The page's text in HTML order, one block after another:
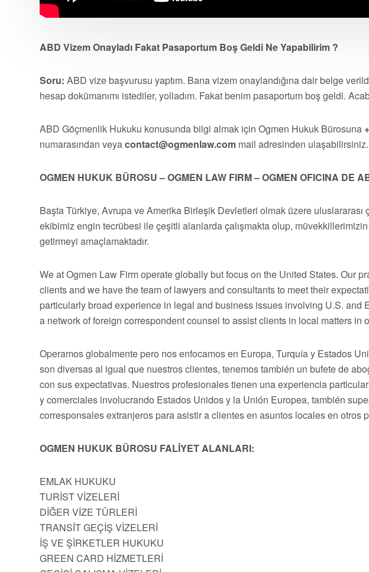
ABD Vizem Onayladı Fakat Pasaportum Boş Geldi Ne Yapabilirim ?
Soru: ABD vize başvurusu yaptım. Bana vizem onaylandığına dair belge
hesap dokümanımı istediler, yolladım. Fakat benim pasaportum boş geldi.
ABD Göçmenlik Hukuku konusunda bilgi almak için Ogmen Hukuk Bürosuna
numarasından veyacontact@ogmenlaw.com mail adresinden ulaşabilirsiniz.
OGMEN HUKUK BÜROSU – OGMEN LAW FIRM – OGMEN OFICINA DE
Başta Türkiye, Avrupa ve Amerika Birleşik Devletleri olmak üzere uluslararası
ekibimiz engin tecrübesi ile çeşitli alanlarda çalışmakta olup,
getirmeyi amaçlamaktadır.
We at Ogmen Law Firm operate globally but focus on the United States. Our
clients and we have the team of lawyers and consultants to meet their
particularly broad experience in legal and business issues involving U.S. and
a network of foreign correspondent counsel to assist clients in local matters in
Operamos globalmente pero nos enfocamos en Europa, Turquía y Estados
son diversas al igual que nuestros clientes, tenemos también un bufete de
con sus expectativas. Nuestros profesionales tienen una experiencia
y comerciales involucrando Estados Unidos y la Unión Europea, también
corresponsales extranjeros para asistir a clientes en asuntos locales en otros
OGMEN HUKUK BÜROSU FALİYET ALANLARI:
EMLAK HUKUKU
TURİST VİZELERİ
DİĞER VİZE TÜRLERİ
TRANSİT GEÇİŞ VİZELERİ
İŞ VE ŞİRKETLER HUKUKU
GREEN CARD HİZMETLERİ